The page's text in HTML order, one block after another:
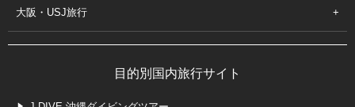
大阪・USJ旅行
目的別国内旅行サイト